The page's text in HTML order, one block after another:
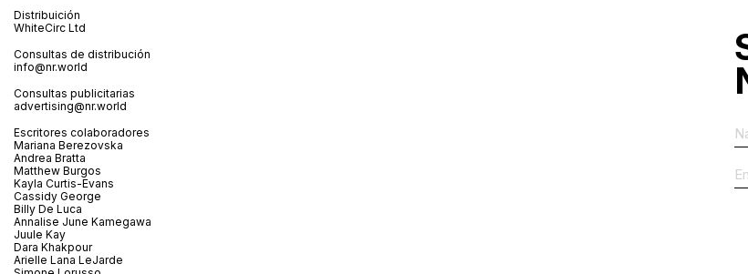
Distribuición
WhiteCirc Ltd
Consultas de distribución
info@nr.world
Consultas publicitarias
advertising@nr.world
Escritores colaboradores
Mariana Berezovska
Andrea Bratta
Matthew Burgos
Kayla Curtis-Evans
Cassidy George
Billy De Luca
Annalise June Kamegawa
Juule Kay
Dara Khakpour
Arielle Lana LeJarde